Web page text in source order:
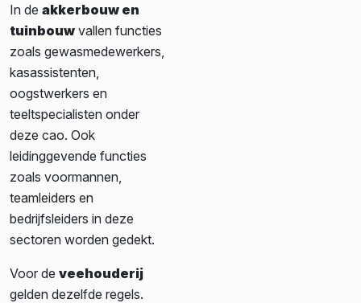
In de akkerbouw en
tuinbouw vallen functies
zoals gewasmedewerkers,
kasassistenten,
oogstwerkers en
teeltspecialisten onder
deze cao. Ook
leidinggevende functies
zoals voormannen,
teamleiders en
bedrijfsleiders in deze
sectoren worden gedekt.
Voor de veehouderij
gelden dezelfde regels.